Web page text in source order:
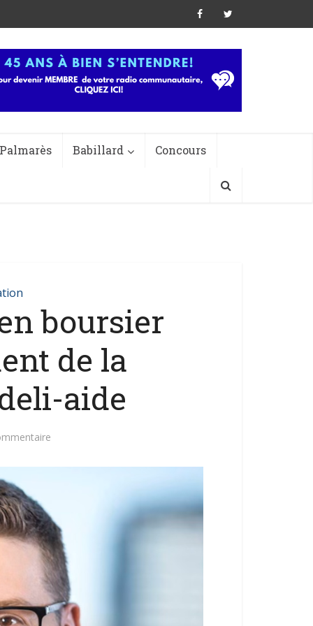
Palmarès Babillard Concours
boursier
de la
aide